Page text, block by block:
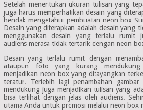
Setelah menentukan ukuran tulisan yang
juga harus memperhatikan desain yang
hendak mengetahui pembuatan neon box
Desain yang diterapkan adalah desain yang
menggunakan desain yang terlalu rumit
audiens merasa tidak tertarik dengan neon
Desain yang terlalu rumit dengan
ataupun foto yang kurang
menjadikan neon box yang ditayangkan
teratur. Terlebih lagi penambahan
mendukung juga menjadikan tulisan yang
bisa terlihat dengan jelas oleh audiens.
utama Anda untuk promosi melalui neon box